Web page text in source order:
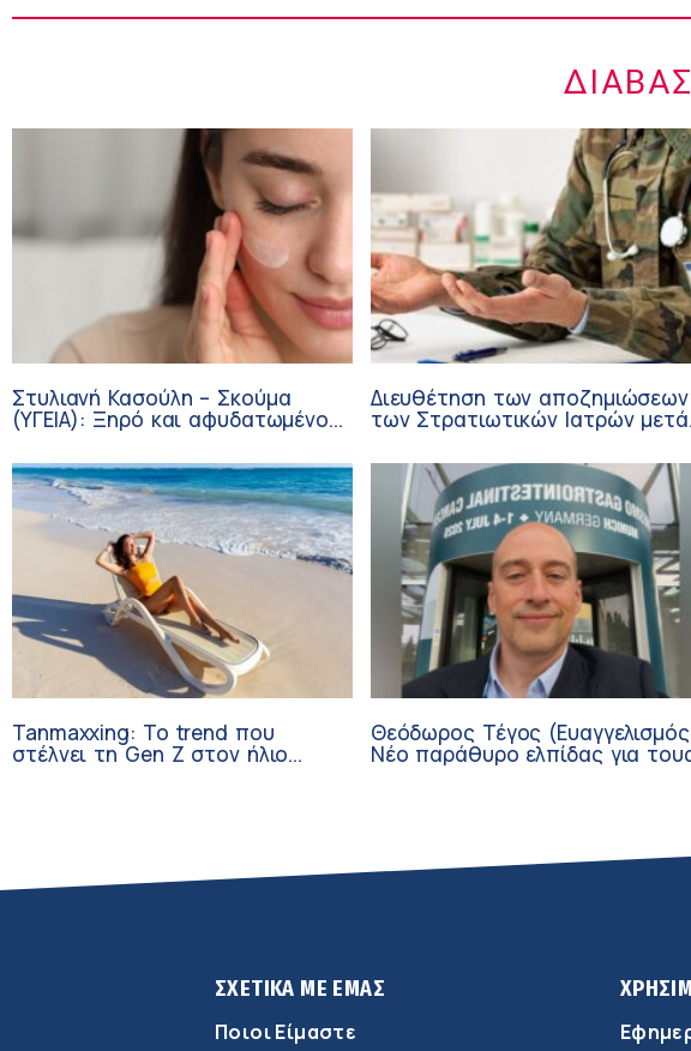
Στυλιανή Κασούλη – Σκούμα
(ΥΓΕΙΑ): Ξηρό και αφυδατωμένο
Διευθέτηση των αποζημιώσεων
των Στρατιωτικών Ιατρών μετά
Tanmaxxing: To trend που
στέλνει τη Gen Z στον ήλιο
Θεόδωρος Τέγος
Νέο παράθυρο ελπίδας για
ΣΧΕΤΙΚΑ ΜΕ ΕΜΑΣ
Ποιοι Είμαστε